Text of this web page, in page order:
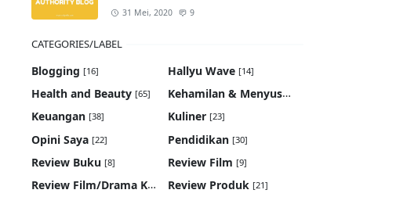
31 Mei, 2020 9
CATEGORIES/LABEL
Blogging [16] Hallyu Wave [14]
Health and Beauty [65] Kehamilan & Menyusui
Keuangan [38] Kuliner [23]
Opini Saya [22] Pendidikan [30]
Review Buku [8] Review Film [9]
Review Film/Drama Korea [22]
Review Produk [21]